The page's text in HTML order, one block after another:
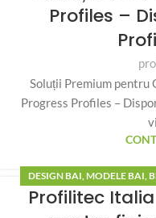
Profiles –
Soluții Premium pentru
Progress Profiles –
DESIGN BAI,MODELE BAI,
Profilitec